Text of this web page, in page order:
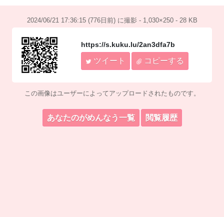
2024/06/21 17:36:15 (776日前) に撮影 - 1,030×250 - 28 KB
https://s.kuku.lu/2an3dfa7b
ツイート コピーする
この画像はユーザーによってアップロードされたものです。
あなたのがめんなう一覧 閲覧履歴